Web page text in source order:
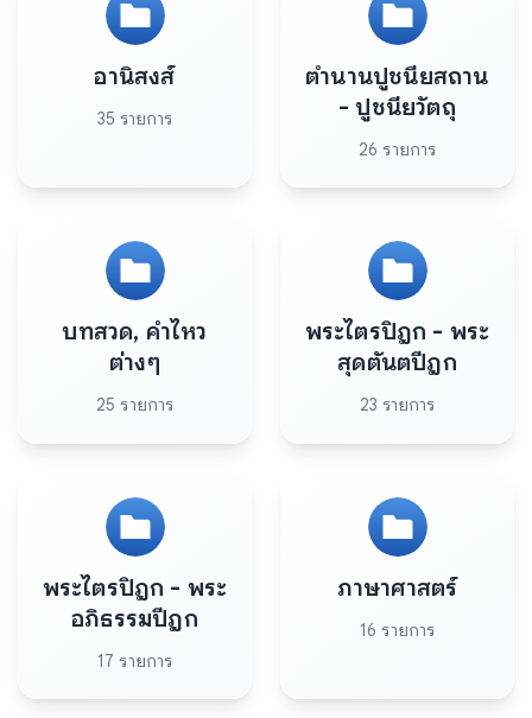
อานิสงส์
35 รายการ
ตำนานปูชนียสถาน
- ปูชนียวัตถุ
26 รายการ
บทสวด, คำไหว
ต่างๆ
25 รายการ
พระไตรปิฎก - พระ
สุดตันตปีฎก
23 รายการ
พระไตรปิฎก - พระ
อภิธรรมปีฎก
17 รายการ
ภาษาศาสตร์
16 รายการ